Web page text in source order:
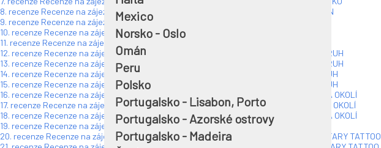
Mexico
Norsko - Oslo
Omán
Peru
Polsko
Portugalsko - Lisabon, Porto
Portugalsko - Azorské ostrovy
Portugalsko - Madeira
8. recenze Recenze na zájezd, průvodce Pavel Douděra, DUBEN 2026, ANGLIE - LONDÝN
9. recenze Recenze na zájezd, průvodce Pavel Douděra
10. recenze Recenze na zájezd, průvodce Pavel Douděra, ÚNOR 2026, MEXIKO OKRUH
11. recenze Recenze na zájezd, průvodce Pavel Douděra, LEDEN 2026, LONDÝN
12. recenze Recenze na zájezd, průvodce Pavel Douděra, LISTOPAD 2025, MEXIKO - OKRUH
13. recenze Recenze na zájezd, průvodce Pavel Douděra, LISTOPAD 2025, MEXIKO - OKRUH
14. recenze Recenze na zájezd, průvodce Pavel Douděra, LISTOPAD 2025, MEXIKO OKRUH
15. recenze Recenze na zájezd, průvodce Pavel Douděra, LISTOPAD 2025, MEXIKO OKRUH
16. recenze Recenze na zájezd, průvodce Pavel Douděra, ŘÍJEN 2025, IRSKO - DUBLIN A OKOLÍ
17. recenze Recenze na zájezd, průvodce Pavel Douděra, ŘÍJEN 2025, IRSKO - DUBLIN A OKOLÍ
18. recenze Recenze na zájezd, průvodce Pavel Douděra, ŘÍJEN 2025, IRSKO - DUBLIN A OKOLÍ
19. recenze Recenze na zájezd, průvodce Pavel Douděra, ZÁŘÍ 2025, SEVERNÍ IRSKO
20. recenze Recenze na zájezd, průvodce Pavel Douděra, SRPEN 2025, SKOTSKO, MILITARY TATTOO